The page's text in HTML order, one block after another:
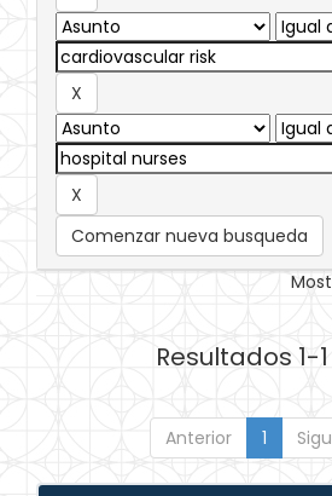
Comenzar nueva busqueda
Resultados 1-1
Anterior 1